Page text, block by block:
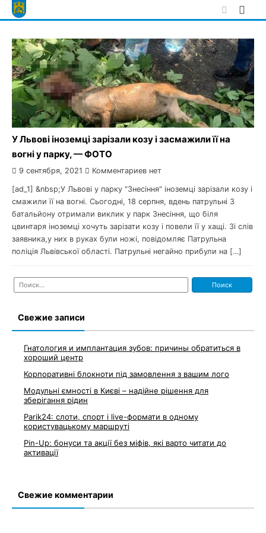
Skip
to
У Львові іноземці зарізали козу і засмажили її на
вогні у парку, — ФОТО
9 сентября, 2021 Комментариев нет
[ad_1] &nbsp;У Львові у парку "Знесіння" іноземці зарізали козу і
смажили її на вогні. Сьогодні, 18 серпня, вдень патрульні 3
батальйону отримали виклик у парк Знесіння, що біля
цвинтаря іноземці хочуть зарізати козу і повели її у хащі. Зі слів
заявника,у них в руках були ножі, повідомляє Патрульна
поліція Львівської області. Патрульні негайно прибули на […]
Найти:
Свежие записи
Гнатология и имплантация зубов: причины обратиться в
хороший центр
Корпоративні блокноти під замовлення з вашим лого
Модульні ємності в Києві – надійне рішення для
зберігання рідин
Parik24: слоти, спорт і live-формати в одному
користувацькому маршруті
Pin-Up: бонуси та акції без міфів, які варто читати до
активації
Свежие комментарии